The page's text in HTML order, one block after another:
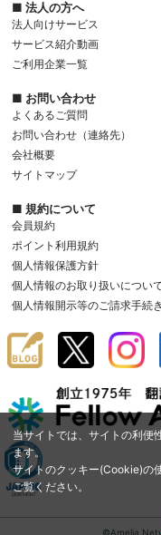
当サイトでは、サイトの利便
ます。
サイトのクッキー(Cookie)の
ご覧ください。
■ 法人の方へ
法人向けサービス
サービス紹介動画
ご利用企業一覧
■ お問い合わせ
よくあるご質問
お問い合わせ（連絡先）
会社概要
サイトマップ
■ 規約について
会員規約
ポイント利用規約
個人情報保護方針
個人情報のお取り扱いについ
個人情報開示等のご請求手続
©Amelia